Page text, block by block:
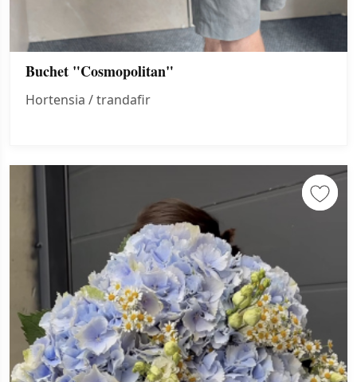
Buchet "Cosmopolitan"
Hortensia / trandafir